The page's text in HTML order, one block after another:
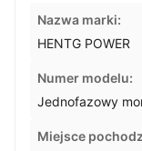
Nazwa marki:
HENTG POWER
Numer modelu:
Jednofazowy
Miejsce